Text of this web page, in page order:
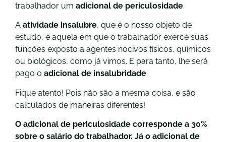
trabalhador um adicional de periculosidade.
A atividade insalubre, que é o nosso objeto de
estudo, é aquela em que o trabalhador exerce suas
funções exposto a agentes nocivos físicos, químicos
ou biológicos, como já vimos. E para tanto, lhe será
pago o adicional de insalubridade.
Fique atento! Pois não são a mesma coisa, e são
calculados de maneiras diferentes!
O adicional de periculosidade corresponde a 30%
sobre o salário do trabalhador. Já o adicional de